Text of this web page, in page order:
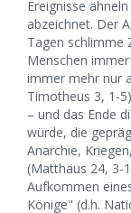
Ereignisse
abzeichnet. Der
Tagen schlimme
Menschen
immer mehr nur
Timotheus 3, 1-
– und das Ende
würde, die
Anarchie,
(Matthäus 24, 3-
Aufkommen
Könige" (d.h.